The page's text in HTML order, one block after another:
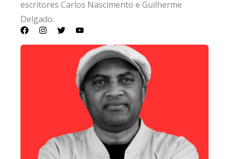
escritores Carlos Nascimento e Guilherme
Delgado.